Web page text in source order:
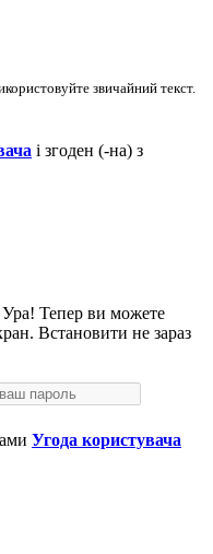
звичайний текст.
і згоден (-на) з
Ура! Тепер ви можете
Встановити не зараз
Угода користувача